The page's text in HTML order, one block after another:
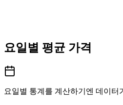
요일별 평균 가격
요일별 통계를 계산하기엔 데이터